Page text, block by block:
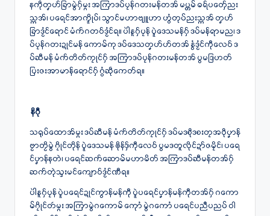
နကဵုတၞဟ်ခြာမွဲဂှ်မ္ဂး အကြာဒပ်ပၠန်ဂတးမန်တအ် မပ္တမ် ဓရ်ပတှ်ေညး
သ္ကအ်၊ ပရေင်အာက္ဍိုပ်၊ သွာင်မဟာဗျူဟာ ဟွံတုပ်ညးသ္ကအ် တၞဟ်
ခြာဒၟံၚ်ရောၚ် မံက်ဂတဝ်ဒၟံင်ရ။ ပါဲနူဂှ်ပၠန် ပ္ဍဲဒေသမန်ဂှ် ဒပ်မန်ရာမည၊ ဒ
ပ်ပၠန်ဂတးဍုၚ်မန် ကောမ်ကု ဒပ်ဒေသတၞဟ်ဟ်တအ် နွံဒၟံင်ကီုလေဝ် ဒ
ပ်ဆီမန် မံက်တိတ်ကၠုင်ဂှ် အကြာဒပ်ပၠန်ဂတးမန်တအ် ပွမဒြဟတ်
ပြးဇးအာမာန်ရောင်ဂှ် ဂွံဆဵုကေတ်ရ။
နိဂီု
သရုပ်ထောအ်မ္ဂး ဒပ်ဆီမန် မံက်တိတ်ကၠုင်ဂှ် ဒပ်မဒစဵုဒစးတၠအဝဵုပၞာန်
ဗၟာတၟိမွဲ ဂၠိုင်တိုန် ပ္ဍဲဒေသမန် ၜိုန်ဒှ်ကီုလေဝ် ပွမဒတူလိုင်ဍာ်ဇမၠိင်၊ ပရေ
င်ပၞာန်နတဲ၊ ပရေင်ဆက်ဆောမ်မဟာမိတ် အကြာဒပ်ဆီမန်တအ်ဂှ်
ဆက်တုဲသ္ဒးမင်ကျောဝ်ဒၟံင်ဏီရ။
ပါဲနူဂှ်ပၠန် ပ္ဍဲပရေင်ဍုင်ကွာန်မန်ကီု ပ္ဍဲပရေင်ပၞာန်မန်ကီုတအ်ဂှ် ဂကော
မ်ဂၠိုင်တဴမ္ဂး အကြာမွဲဂကောမ် ကေုာံ မွဲဂကောံ ပရေင်ပညဳပညပ် ဝါ